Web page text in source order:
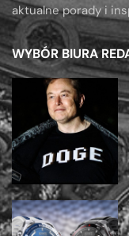
aktualne porady i
WYBÓR BIURA